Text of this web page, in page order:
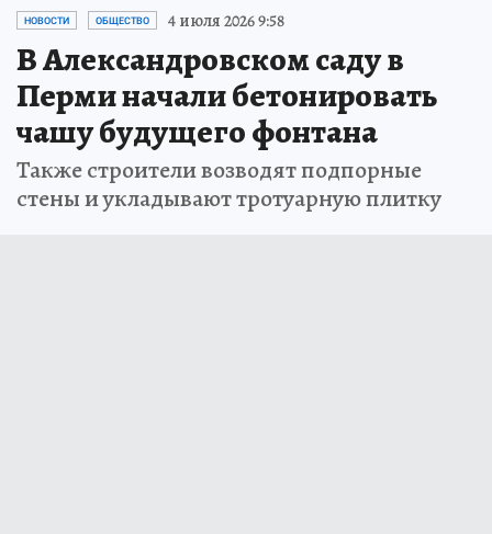
НОВОСТИ ОБЩЕСТВО 4 июля 2026 9:58
В Александровском саду в
Перми начали бетонировать
чашу будущего фонтана
Также строители возводят подпорные
стены и укладывают тротуарную плитку